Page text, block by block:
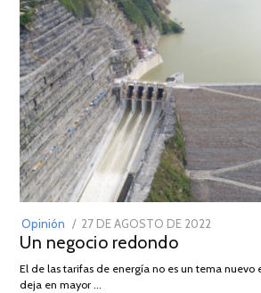
Opinión
POSTED
ON
27 DE AGOSTO DE 2022
DE
Un negocio redondo
El de las tarifas de energía no es un tema nuevo
deja en mayor …